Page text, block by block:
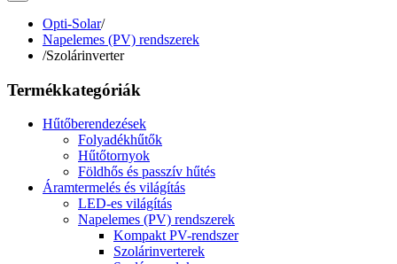
Opti-Solar/
Napelemes (PV) rendszerek
/Szolárinverter
Termékkategóriák
Hűtőberendezések
Folyadékhűtők
Hűtőtornyok
Földhős és passzív hűtés
Áramtermelés és világítás
LED-es világítás
Napelemes (PV) rendszerek
Kompakt PV-rendszer
Szolárinverterek